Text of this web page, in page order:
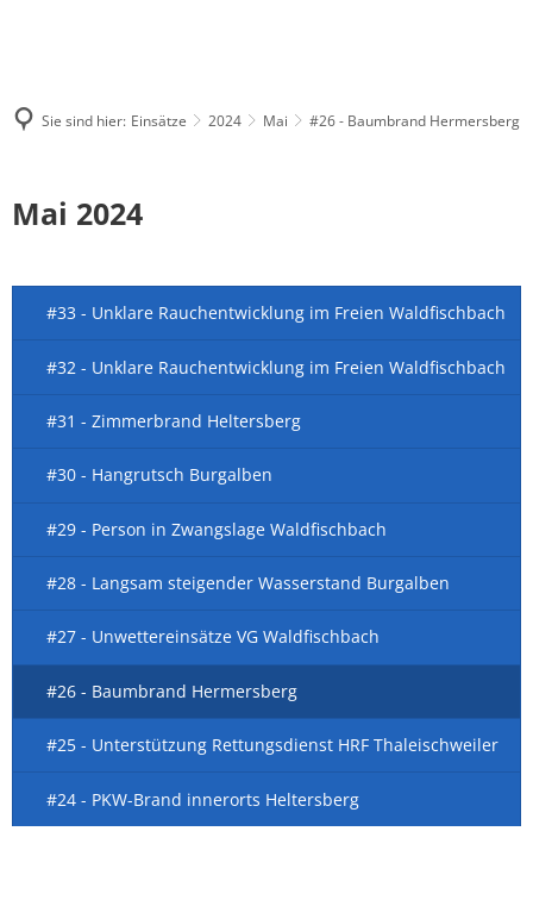
Sie sind hier: Einsätze 2024 Mai #26 - Baumbrand Hermersberg
Mai 2024
#33 - Unklare Rauchentwicklung im Freien Waldfischbach
#32 - Unklare Rauchentwicklung im Freien Waldfischbach
#31 - Zimmerbrand Heltersberg
#30 - Hangrutsch Burgalben
#29 - Person in Zwangslage Waldfischbach
#28 - Langsam steigender Wasserstand Burgalben
#27 - Unwettereinsätze VG Waldfischbach
#26 - Baumbrand Hermersberg
#25 - Unterstützung Rettungsdienst HRF Thaleischweiler
#24 - PKW-Brand innerorts Heltersberg